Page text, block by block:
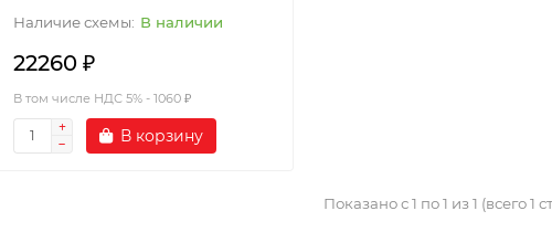
В наличии
22260 ₽
В том числе НДС 5% - 1060 ₽
В корзину
Показано с 1 по 1 из 1 (всего 1